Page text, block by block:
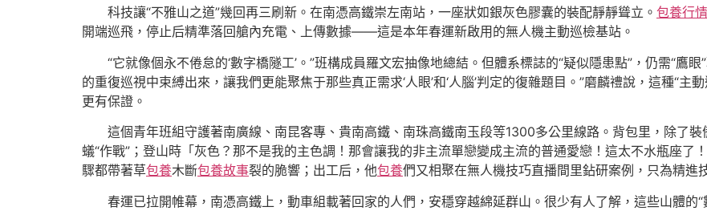
科技讓“不雅山之道”幾回再三刷新。在南憑高鐵崇左南站，一座狀如銀灰色膠囊的裝配靜靜聳立。 包養行情
開端巡飛，停止后精準落回艙內充電、上傳數據——這是本年春運新啟用的無人機主動巡檢基站。
“它就像個永不倦怠的‘數字橋隧工’。”班構成員羅文宏抽像地總結。但體系標誌的“疑似隱患點”，仍需“鷹
的重復巡視中束縛出來，讓我們更能聚焦于那些真正需求‘人眼’和‘人腦’判定的復雜題目。”磨麟禮說，這種“主
更有保證。
這個青年班組守護著南廣線、南昆客專、貴南高鐵、南珠高鐵南玉段等1300多公里線路。背包里，除了
蟻“作戰”；登山時「灰色？那不是我的主色調！那會讓我的非主流單戀變成主流的普通愛戀！這太不水瓶座了
驟都帶著草包養木斷包養故事裂的脆響；出工后，他包養們又相聚在無人機技巧直播間里鉆研案例，只為精進
春運已拉開帷幕，南憑高鐵上，動車組載著回家的人們，安穩穿越綿延群山。很少有人了解，這些山體的